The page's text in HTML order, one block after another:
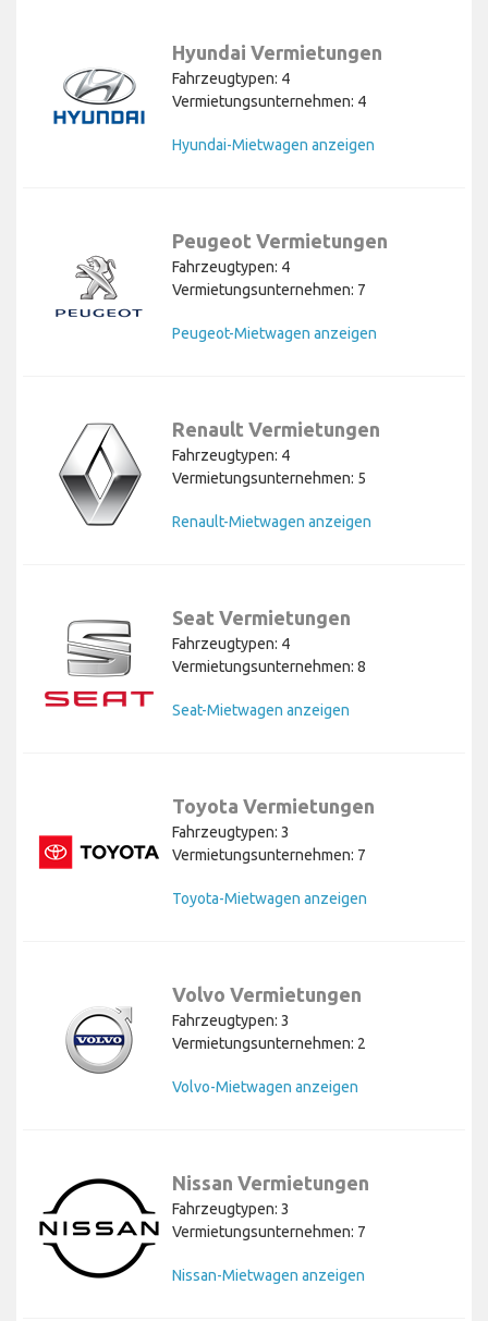
Hyundai Vermietungen
Fahrzeugtypen: 4
Vermietungsunternehmen: 4
Hyundai-Mietwagen anzeigen
Peugeot Vermietungen
Fahrzeugtypen: 4
Vermietungsunternehmen: 7
Peugeot-Mietwagen anzeigen
Renault Vermietungen
Fahrzeugtypen: 4
Vermietungsunternehmen: 5
Renault-Mietwagen anzeigen
Seat Vermietungen
Fahrzeugtypen: 4
Vermietungsunternehmen: 8
Seat-Mietwagen anzeigen
Toyota Vermietungen
Fahrzeugtypen: 3
Vermietungsunternehmen: 7
Toyota-Mietwagen anzeigen
Volvo Vermietungen
Fahrzeugtypen: 3
Vermietungsunternehmen: 2
Volvo-Mietwagen anzeigen
Nissan Vermietungen
Fahrzeugtypen: 3
Vermietungsunternehmen: 7
Nissan-Mietwagen anzeigen